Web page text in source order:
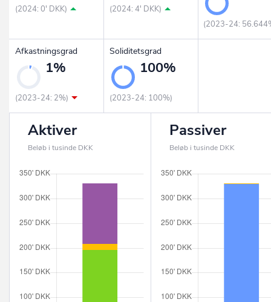
(2024: 0' DKK) (2024: 4' DKK)
(2023-24:
Afkastningsgrad
1%
(2023-24: 2%)
Soliditetsgrad
100%
(2023-24: 100%)
Aktiver
Beløb i tusinde DKK
Passiver
Beløb i tusinde DKK